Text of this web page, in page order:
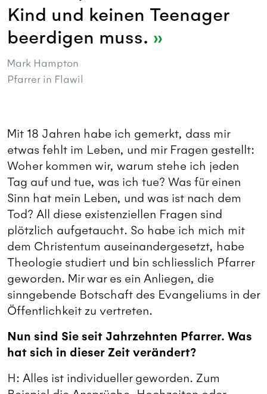
Kind und keinen Teenager
beerdigen muss.
Mark Hampton
Pfarrer in Flawil
Mit 18 Jahren habe ich gemerkt, dass mir
etwas fehlt im Leben, und mir Fragen gestellt:
Woher kommen wir, warum stehe ich jeden
Tag auf und tue, was ich tue? Was für einen
Sinn hat mein Leben, und was ist nach dem
Tod? All diese existenziellen Fragen sind
plötzlich aufgetaucht. So habe ich mich mit
dem Christentum auseinandergesetzt, habe
Theologie studiert und bin schliesslich Pfarrer
geworden. Mir war es ein Anliegen, die
sinngebende Botschaft des Evangeliums in der
Öffentlichkeit zu vertreten.
Nun sind Sie seit Jahrzehnten Pfarrer. Was
hat sich in dieser Zeit verändert?
H: Alles ist individueller geworden. Zum